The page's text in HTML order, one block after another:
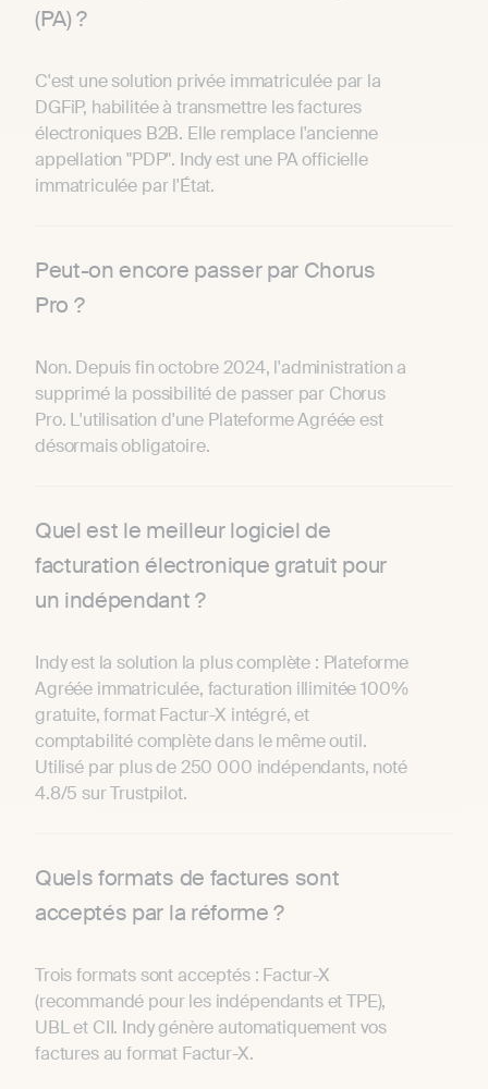
(PA) ?
C'est une solution privée immatriculée par la
DGFiP, habilitée à transmettre les factures
électroniques B2B. Elle remplace l'ancienne
appellation "PDP". Indy est une PA officielle
immatriculée par l'État.
Peut-on encore passer par Chorus
Pro ?
Non. Depuis fin octobre 2024, l'administration a
supprimé la possibilité de passer par Chorus
Pro. L'utilisation d'une Plateforme Agréée est
désormais obligatoire.
Quel est le meilleur logiciel de
facturation électronique gratuit pour
un indépendant ?
Indy est la solution la plus complète : Plateforme
Agréée immatriculée, facturation illimitée 100%
gratuite, format Factur-X intégré, et
comptabilité complète dans le même outil.
Utilisé par plus de 250 000 indépendants, noté
4.8/5 sur Trustpilot.
Quels formats de factures sont
acceptés par la réforme ?
Trois formats sont acceptés : Factur-X
(recommandé pour les indépendants et TPE),
UBL et CII. Indy génère automatiquement vos
factures au format Factur-X.